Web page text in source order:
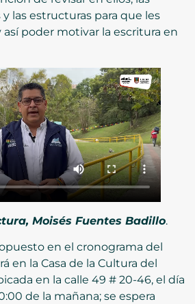
las estructuras para que les
poder motivar la escritura en
Moisés Fuentes Badillo.
en el cronograma del
en la Casa de la Cultura del
en la calle 49 # 20-46, el día
de la mañana; se espera